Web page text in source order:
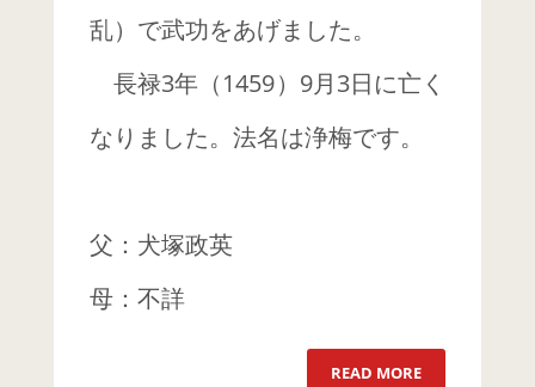
乱）で武功をあげました。
長禄3年（1459）9月3日に亡く
なりました。法名は浄梅です。
父：犬塚政英
母：不詳
READ MORE